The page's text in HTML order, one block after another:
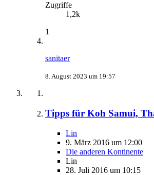
Zugriffe
1,2k
1
sanitaer
8. August 2023 um 19:57
Tipps für Koh Samui,
Lin
9. März 2016 um 12:00
Die anderen Kontinente
Lin
28. Juli 2016 um 10:15